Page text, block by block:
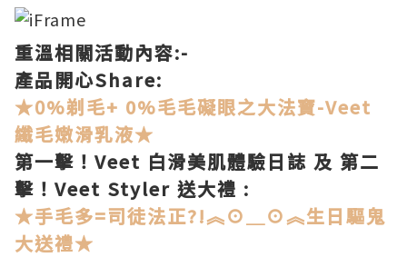
重溫相關活動內容:-
產品開心Share:
★0%剃毛+ 0%毛毛礙眼之大法寶-Veet
纖毛嫩滑乳液★
第一擊！Veet 白滑美肌體驗日誌 及 第二
擊！Veet Styler 送大禮 :
★手毛多=司徒法正?!︽⊙＿⊙︽生日驅鬼
大送禮★